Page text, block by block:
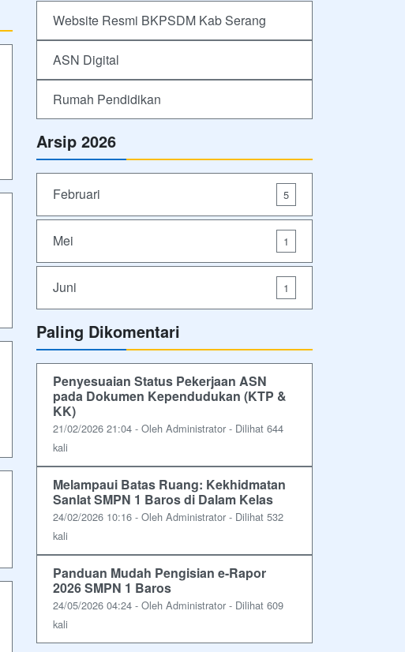
Website Resmi BKPSDM Kab Serang
ASN Digital
Rumah Pendidikan
Arsip 2026
Februari 5
Mei 1
Juni 1
Paling Dikomentari
Penyesuaian Status Pekerjaan ASN
pada Dokumen Kependudukan (KTP &
KK)
21/02/2026 21:04 - Oleh Administrator - Dilihat 644
kali
Melampaui Batas Ruang: Kekhidmatan
Sanlat SMPN 1 Baros di Dalam Kelas
24/02/2026 10:16 - Oleh Administrator - Dilihat 532
kali
Panduan Mudah Pengisian e-Rapor
2026 SMPN 1 Baros
24/05/2026 04:24 - Oleh Administrator - Dilihat 609
kali